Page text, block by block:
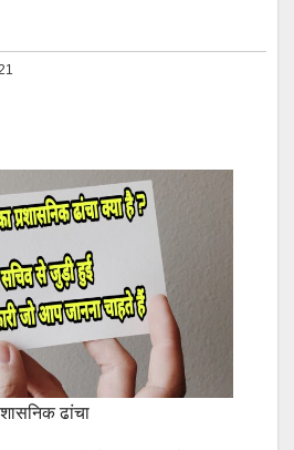
ढांचा